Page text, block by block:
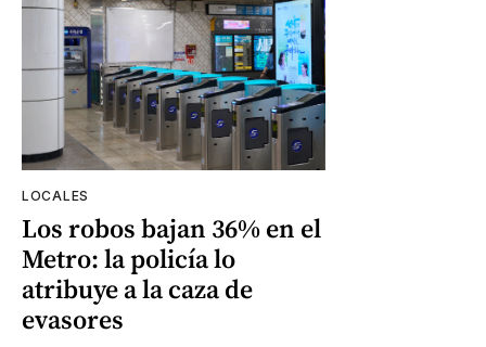
LOCALES
Los robos bajan 36% en el
Metro: la policía lo
atribuye a la caza de
evasores